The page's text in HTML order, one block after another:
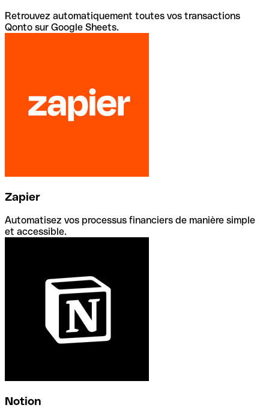
Retrouvez automatiquement toutes vos transactions
Qonto sur Google Sheets.
Zapier
Automatisez vos processus financiers de manière simple
et accessible.
Notion